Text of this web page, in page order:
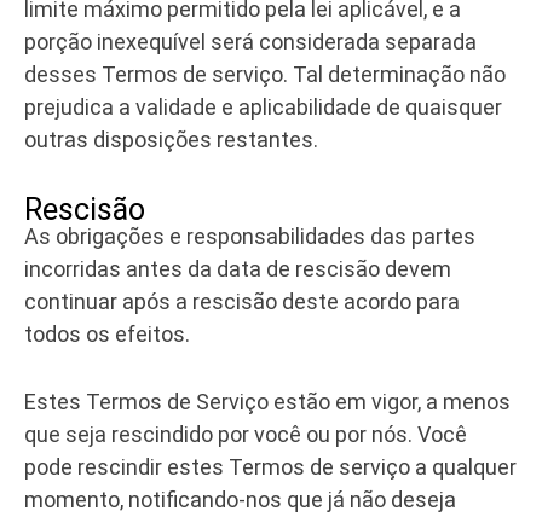
limite máximo permitido pela lei aplicável, e a
porção inexequível será considerada separada
desses Termos de serviço. Tal determinação não
prejudica a validade e aplicabilidade de quaisquer
outras disposições restantes.
Rescisão
As obrigações e responsabilidades das partes
incorridas antes da data de rescisão devem
continuar após a rescisão deste acordo para
todos os efeitos.
Estes Termos de Serviço estão em vigor, a menos
que seja rescindido por você ou por nós. Você
pode rescindir estes Termos de serviço a qualquer
momento, notificando-nos que já não deseja